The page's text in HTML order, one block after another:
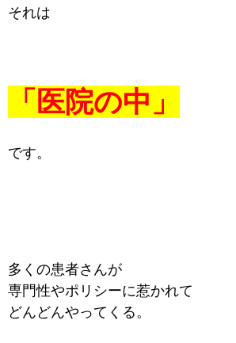
それは
「医院の中」
です。
多くの患者さんが
専門性やポリシーに惹かれて
どんどんやってくる。